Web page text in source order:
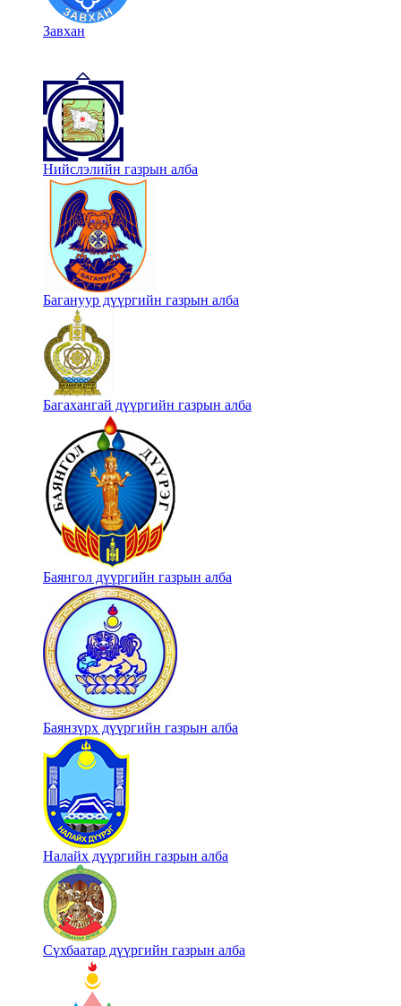
Завхан
Нийслэлийн газрын алба
Багануур дүүргийн газрын алба
Багахангай дүүргийн газрын алба
Баянгол дүүргийн газрын алба
Баянзүрх дүүргийн газрын алба
Налайх дүүргийн газрын алба
Сүхбаатар дүүргийн газрын алба